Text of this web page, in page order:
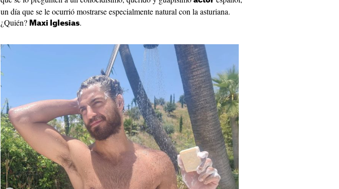
un día que se le ocurrió mostrarse especialmente natural con la asturiana.
¿Quién? Maxi Iglesias.